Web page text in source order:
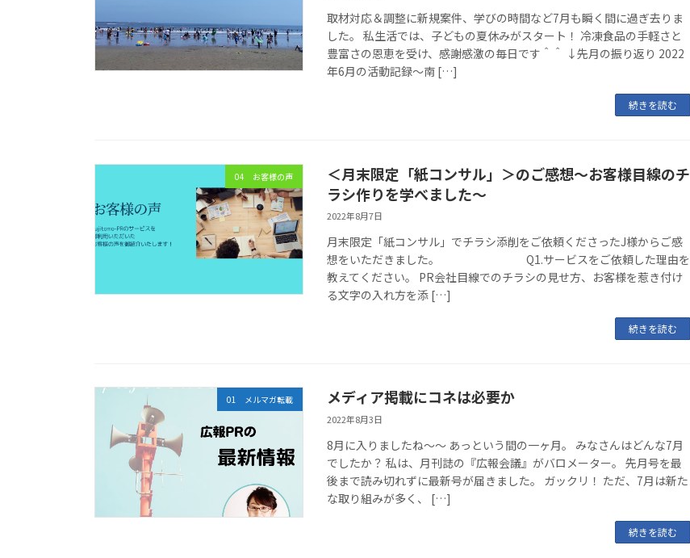
取材対応＆調整に新規案件、学びの時間など7月も瞬く間に過ぎ去りま
した。 私生活では、子どもの夏休みがスタート！ 冷凍食品の手軽さと
豊富さの恩恵を受け、感謝感激の毎日です＾＾ ↓先月の振り返り 2022
年6月の活動記録～南 […]
続きを読む
04 お客様の声
＜月末限定「紙コンサル」＞のご感想～お客様目線のチ
ラシ作りを学べました～
2022年8月7日
月末限定「紙コンサル」でチラシ添削をご依頼くださったJ様からご感
想をいただきました。 Q1.サービスをご依頼した理由を
教えてください。 PR会社目線でのチラシの見せ方、お客様を惹き付け
る文字の入れ方を添 […]
続きを読む
01 メルマガ転載 メディア掲載にコネは必要か
2022年8月3日
8月に入りましたね～～ あっという間の一ヶ月。 みなさんはどんな7月
でしたか？ 私は、月刊誌の『広報会議』がバロメーター。 先月号を最
後まで読み切れずに最新号が届きました。 ガックリ！ ただ、7月は新た
な取り組みが多く、 […]
続きを読む